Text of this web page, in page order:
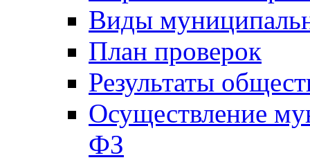
Виды
План проверок
Результаты
Осуществление
ФЗ